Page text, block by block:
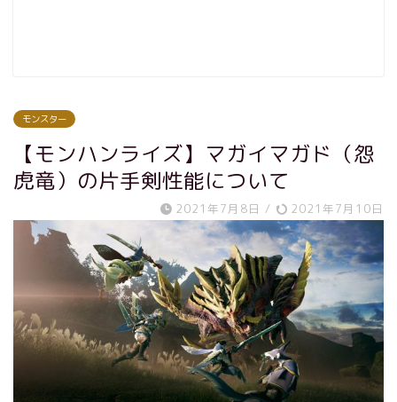
モンスター
【モンハンライズ】マガイマガド（怨
虎竜）の片手剣性能について
2021年7月8日 / 2021年7月10日